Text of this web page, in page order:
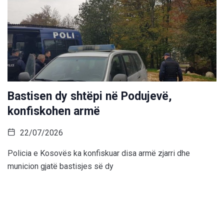
Bastisen dy shtëpi në Podujevë,
konfiskohen armë
22/07/2026
Policia e Kosovës ka konfiskuar disa armë zjarri dhe
municion gjatë bastisjes së dy